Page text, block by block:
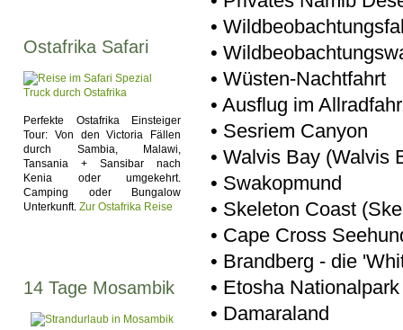
Ostafrika Safari
Perfekte Ostafrika Einsteiger
Tour: Von den Victoria Fällen
durch Sambia, Malawi,
Tansania + Sansibar nach
Kenia oder umgekehrt.
Camping oder Bungalow
Unterkunft. Zur Ostafrika Reise
14 Tage Mosambik
•
•
• Wüsten-Nachtfahrt
• Ausflug im
• Sesriem Canyon
• Walvis Bay (Walvis
• Swakopmund
• Skeleton Coast
• Cape Cross
• Brandberg - die
• Etosha Nationalpark
• Damaraland